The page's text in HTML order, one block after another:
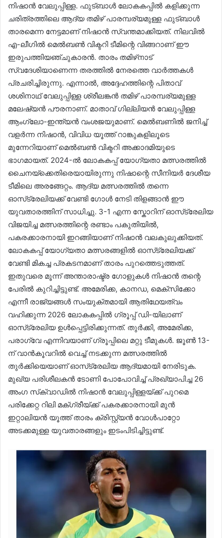
നിഷാൻ വേലുപ്പിള്ള. ഫുട്‌ബാൾ ലോകകപ്പിൽ കളിക്കുന്ന
ചരിത്രത്തിലെ ആദ്യ തമിഴ് പാരമ്പര്യമുള്ള ഫുട്‌ബാൾ
താരമെന്ന നേട്ടമാണ് നിഷാൻ സ്വന്തമാക്കിയത്. നിലവിൽ
എ-ലീഗിൽ മെൽബൺ വിക്ടറി ടീമിന്റെ വിങ്ങറാണ് ഈ
ഇരുപത്തിയഞ്ചുകാരൻ. താരം തമിഴ്‌നാട്
സ്വദേശിയാണെന്ന തരത്തിൽ നേരത്തെ വാർത്തകൾ
പ്രചരിച്ചിരുന്നു. എന്നാൽ, അദ്ദേഹത്തിന്റെ പിതാവ്
ശശിനാഥ് വേലുപ്പിള്ള ശ്രീലങ്കൻ തമിഴ് പാരമ്പര്യമുള്ള
മലേഷ്യൻ പൗരനാണ്. മാതാവ് ഗില്ലിയൻ വേലുപ്പിള്ള
ആംഗ്ലോ-ഇന്ത്യൻ വംശജയുമാണ്. മെൽബണിൽ ജനിച്ച്
വളർന്ന നിഷാൻ, വിവിധ യൂത്ത് റാങ്കുകളിലൂടെ
മുന്നേറിയാണ് മെൽബൺ വിക്ടറി അക്കാദമിയുടെ
ഭാഗമായത്. 2024-ൽ ലോകകപ്പ് യോഗ്യതാ മത്സരത്തിൽ
ചൈനയ്‌ക്കെതിരെയായിരുന്നു നിഷാന്റെ സീനിയർ ദേശീയ
ടീമിലെ അരങ്ങേറ്റം. ആദ്യ മത്സരത്തിൽ തന്നെ
ഓസ്‌ട്രേലിയക്ക് വേണ്ടി ഗോൾ നേടി തിളങ്ങാൻ ഈ
യുവതാരത്തിന് സാധിച്ചു. 3-1 എന്ന സ്കോറിന് ഓസ്‌ട്രേലിയ
വിജയിച്ച മത്സരത്തിന്റെ രണ്ടാം പകുതിയിൽ,
പകരക്കാരനായി ഇറങ്ങിയാണ് നിഷാൻ വലകുലുക്കിയത്.
ലോകകപ്പ് യോഗ്യതാ മത്സരങ്ങളിൽ ഓസ്‌ട്രേലിയക്ക്
വേണ്ടി മികച്ച പ്രകടനമാണ് താരം പുറത്തെടുത്തത്.
ഇതുവരെ മൂന്ന് അന്താരാഷ്ട്ര ഗോളുകൾ നിഷാൻ തന്റെ
പേരിൽ കുറിച്ചിട്ടുണ്ട്. അമേരിക്ക, കാനഡ, മെക്സിക്കോ
എന്നീ രാജ്യങ്ങൾ സംയുക്തമായി ആതിഥേയത്വം
വഹിക്കുന്ന 2026 ലോകകപ്പിൽ ഗ്രൂപ്പ് ഡി-യിലാണ്
ഓസ്‌ട്രേലിയ ഉൾപ്പെട്ടിരിക്കുന്നത്. തുർക്കി, അമേരിക്ക,
പരാഗ്വേ എന്നിവയാണ് ഗ്രൂപ്പിലെ മറ്റു ടീമുകൾ. ജൂൺ 13-
ന് വാൻകൂവറിൽ വെച്ച് നടക്കുന്ന മത്സരത്തിൽ
തുർക്കിയെയാണ് ഓസ്‌ട്രേലിയ ആദ്യമായി നേരിടുക.
മുഖ്യ പരിശീലകൻ ടോണി പോപോവിച്ച് പ്രഖ്യാപിച്ച 26
അംഗ സ്‌ക്വാഡിൽ നിഷാൻ വേലുപ്പിള്ളയ്ക്ക് പുറമെ
പരിക്കേറ്റ റിലി മക്ഗ്രീയ്ക്ക് പകരക്കാരനായി മുൻ
ഇറ്റാലിയൻ യൂത്ത് താരം ക്രിസ്റ്റ്യൻ വോൾപാറ്റോ
അടക്കമുള്ള യുവതാരങ്ങളും ഇടംപിടിച്ചിട്ടുണ്ട്.